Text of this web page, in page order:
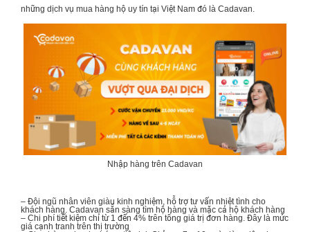
những dịch vụ mua hàng hộ uy tín tại Việt Nam đó là Cadavan.
Nhập hàng trên Cadavan
– Đội ngũ nhân viên giàu kinh nghiệm, hỗ trợ tư vấn nhiệt tình cho
khách hàng. Cadavan sẵn sàng tìm hộ hàng và mặc cả hộ khách hàng
– Chi phí tiết kiệm chỉ từ 1 đến 4% trên tổng giá trị đơn hàng. Đây là mức
giá cạnh tranh trên thị trường